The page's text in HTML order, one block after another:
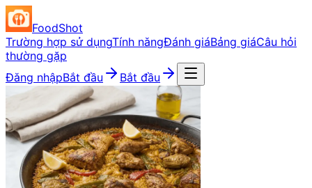
FoodShot
Trường hợp sử dụngTính năngĐánh giáBảng giáCâu hỏi
thường gặp
Đăng nhậpBắt đầu Bắt đầu